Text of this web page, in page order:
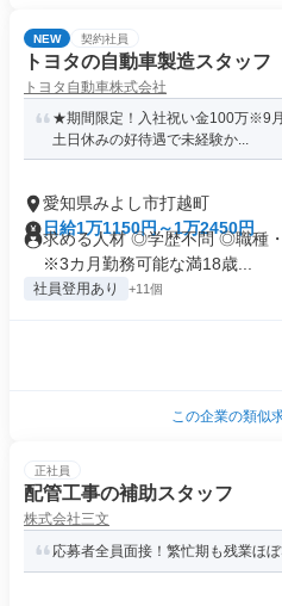
NEW 契約社員
トヨタの自動車製造スタッフ
トヨタ自動車株式会社
★期間限定！入社祝い金100万※9
土日休みの好待遇で未経験か...
愛知県みよし市打越町
日給1万1150円～1万2450円
求める人材 ◎学歴不問 ◎職種
※3カ月勤務可能な満18歳...
社員登用あり +11個
この企業の類似
正社員
配管工事の補助スタッフ
株式会社三文
応募者全員面接！繁忙期も残業ほ